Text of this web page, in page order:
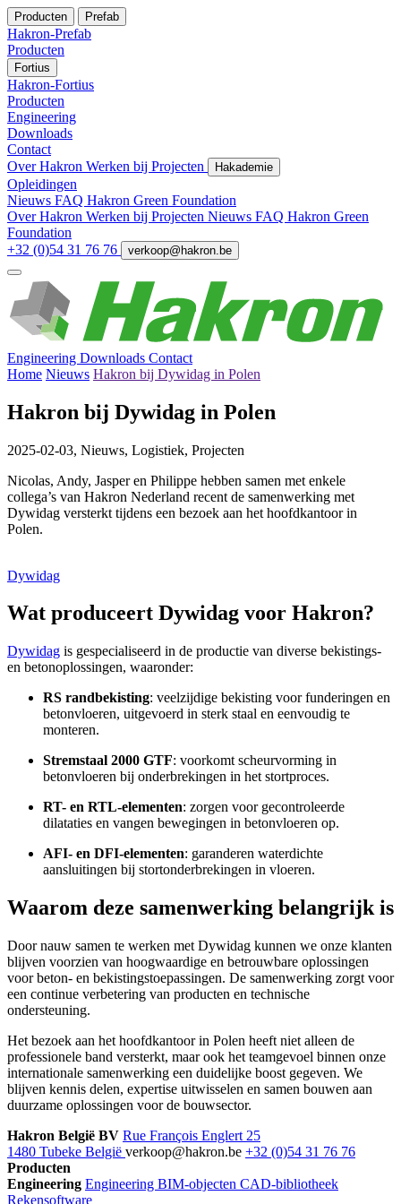
Producten Prefab
Hakron-Prefab
Producten
Fortius
Hakron-Fortius
Producten
Engineering
Downloads
Contact
Over Hakron Werken bij Projecten Hakademie
Opleidingen
Nieuws FAQ Hakron Green Foundation
Over Hakron Werken bij Projecten Nieuws FAQ Hakron Green
Foundation
+32 (0)54 31 76 76
verkoop@hakron.be
Engineering Downloads Contact
Home Nieuws Hakron bij Dywidag in Polen
Hakron bij Dywidag in Polen
2025-02-03, Nieuws, Logistiek, Projecten
Nicolas, Andy, Jasper en Philippe hebben samen met enkele
collega’s van Hakron Nederland recent de samenwerking met
Dywidag versterkt tijdens een bezoek aan het hoofdkantoor in
Polen.
Dywidag
Wat produceert Dywidag voor Hakron?
Dywidag is gespecialiseerd in de productie van diverse bekistings-
en betonoplossingen, waaronder:
RS randbekisting: veelzijdige bekisting voor funderingen en
betonvloeren, uitgevoerd in sterk staal en eenvoudig te
monteren.
Stremstaal 2000 GTF: voorkomt scheurvorming in
betonvloeren bij onderbrekingen in het stortproces.
RT- en RTL-elementen: zorgen voor gecontroleerde
dilataties en vangen bewegingen in betonvloeren op.
AFI- en DFI-elementen: garanderen waterdichte
aansluitingen bij stortonderbrekingen in vloeren.
Waarom deze samenwerking belangrijk is
Door nauw samen te werken met Dywidag kunnen we onze klanten
blijven voorzien van hoogwaardige en betrouwbare oplossingen
voor beton- en bekistingstoepassingen. De samenwerking zorgt voor
een continue verbetering van producten en technische
ondersteuning.
Het bezoek aan het hoofdkantoor in Polen heeft niet alleen de
professionele band versterkt, maar ook het teamgevoel binnen onze
internationale samenwerking een duidelijke boost gegeven. We
blijven kennis delen, expertise uitwisselen en samen bouwen aan
duurzame oplossingen voor de bouwsector.
Hakron België BV Rue François Englert 25
1480 Tubeke België verkoop@hakron.be +32 (0)54 31 76 76
Producten
Engineering Engineering BIM-objecten CAD-bibliotheek
Rekensoftware